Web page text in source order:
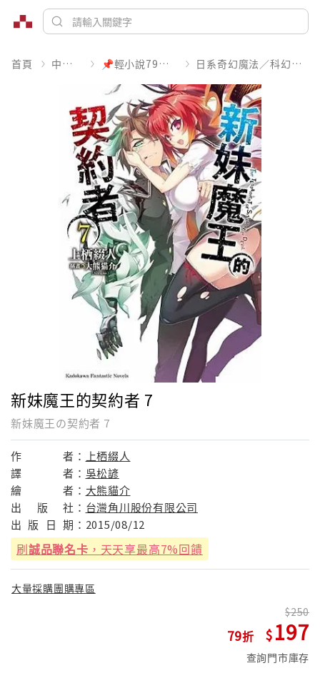
首頁 中文書 📌輕小說79折起 日系奇幻魔法／科幻冒險
新妹魔王的契約者 7
新妹魔王の契約者 7
作 者：
上栖綴人
譯
者： 吳松諺
繪
者： 大熊貓介
出
版 社： 台灣角川股份有限公司
出 版 日 期： 2015/08/12
刷誠品聯名卡 ，天天享最高7%回饋
大量採購團購專區
79
250
197
查詢門市庫存